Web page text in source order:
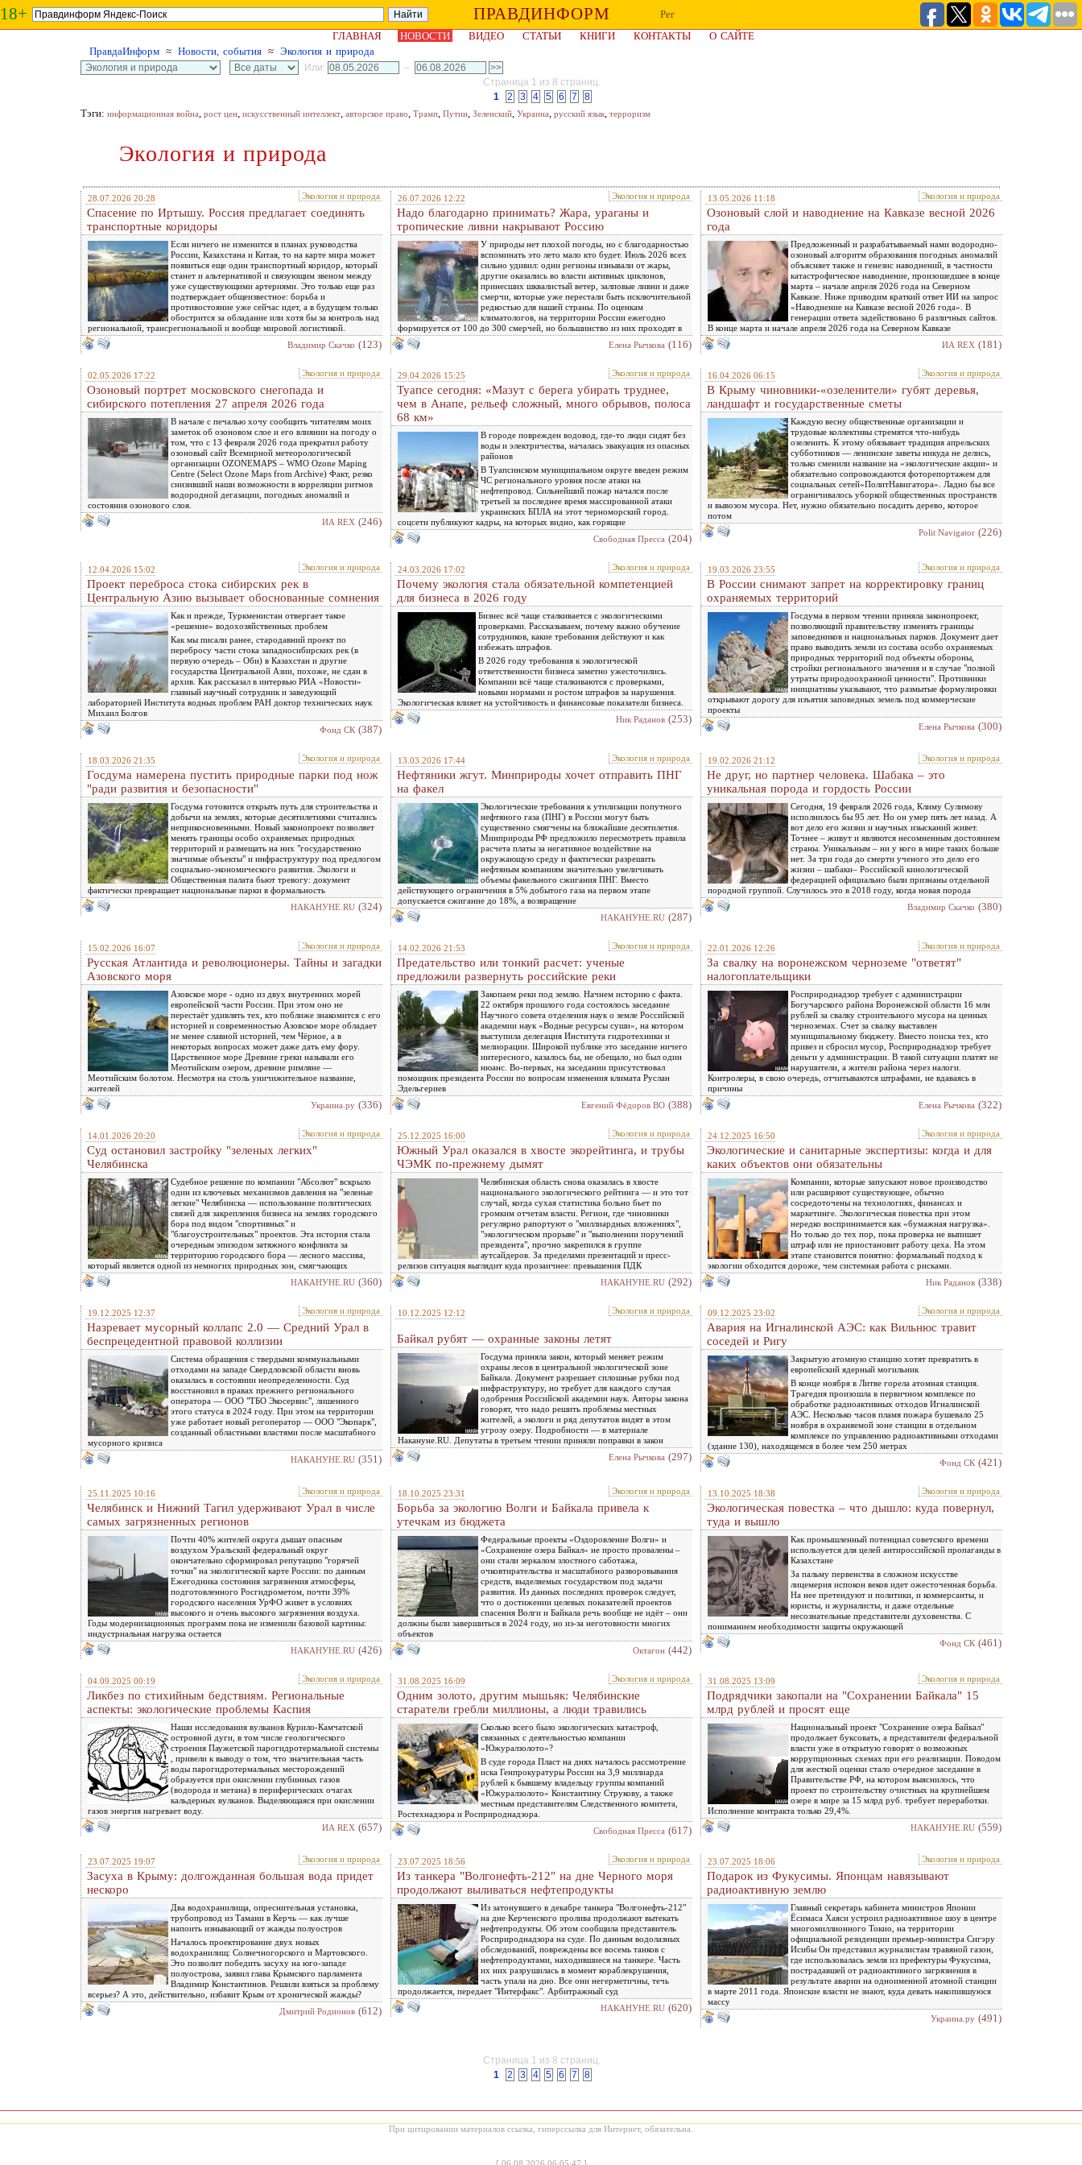
18+ ПРАВДИНФОРМ
Рег
ГЛАВНАЯ
НОВОСТИ ВИДЕО СТАТЬИ КНИГИ КОНТАКТЫ
О САЙТЕ
ПравдаИнформ ≈ Новости, события ≈ Экология и природа
Или:
–
Страница 1 из 8 страниц.
1
2 3 4 5 6 7 8
Тэги: информационная война, рост цен, искусственный интеллект, авторское право, Трамп, Путин, Зеленский, Украина, русский язык, терроризм
Экология и природа
28.07.2026 20:28 Экология и природа
Спасение по Иртышу. Россия предлагает соединять
транспортные коридоры
Если ничего не изменится в планах руководства
России, Казахстана и Китая, то на карте мира может
появиться еще один транспортный коридор, который
станет и альтернативой и связующим звеном между
уже существующими артериями. Это только еще раз
подтверждает общеизвестное: борьба и
противостояние уже сейчас идет, а в будущем только
обострится за обладание или хотя бы за контроль над
региональной, трансрегиональной и вообще мировой логистикой.
Владимир Скачко (123)
26.07.2026 12:22 Экология и природа
Надо благодарно принимать? Жара, ураганы и
тропические ливни накрывают Россию
У природы нет плохой погоды, но с благодарностью
вспоминать это лето мало кто будет. Июль 2026 всех
сильно удивил: одни регионы изнывали от жары,
другие оказались во власти активных циклонов,
принесших шквалистый ветер, залповые ливни и даже
смерчи, которые уже перестали быть исключительной
редкостью для нашей страны. По оценкам
климатологов, на территории России ежегодно
формируется от 100 до 300 смерчей, но большинство из них проходят в
Елена Рычкова (116)
13.05.2026 11:18 Экология и природа
Озоновый слой и наводнение на Кавказе весной 2026
года
Предложенный и разрабатываемый нами водородно-
озоновый алгоритм образования погодных аномалий
объясняет также и генезис наводнений, в частности
катастрофическое наводнение, произошедшее в конце
марта – начале апреля 2026 года на Северном
Кавказе. Ниже приводим краткий ответ ИИ на запрос
«Наводнение на Кавказе весной 2026 года». В
генерации ответа задействовано 6 различных сайтов.
В конце марта и начале апреля 2026 года на Северном Кавказе
ИА REX (181)
02.05.2026 17:22 Экология и природа
Озоновый портрет московского снегопада и
сибирского потепления 27 апреля 2026 года
В начале с печалью хочу сообщить читателям моих
заметок об озоновом слое и его влиянии на погоду о
том, что с 13 февраля 2026 года прекратил работу
озоновый сайт Всемирной метеорологической
организации OZONEMAPS – WMO Ozone Maping
Centre (Select Ozone Maps from Archive) Факт, резко
снизивший наши возможности в корреляции ритмов
водородной дегазации, погодных аномалий и
состояния озонового слоя.
ИА REX (246)
29.04.2026 15:25 Экология и природа
Туапсе сегодня: «Мазут с берега убирать труднее,
чем в Анапе, рельеф сложный, много обрывов, полоса
68 км»
В городе поврежден водовод, где-то люди сидят без
воды и электричества, началась эвакуация из опасных
районов
В Туапсинском муниципальном округе введен режим
ЧС регионального уровня после атаки на
нефтепровод. Сильнейший пожар начался после
третьей за последнее время массированной атаки
украинских БПЛА на этот черноморский город.
соцсети публикуют кадры, на которых видно, как горящие
Свободная Пресса (204)
16.04.2026 06:15 Экология и природа
В Крыму чиновники-«озеленители» губят деревья,
ландшафт и государственные сметы
Каждую весну общественные организации и
трудовые коллективы стремятся что-нибудь
озеленить. К этому обязывает традиция апрельских
субботников — ленинские заветы никуда не делись,
только сменили название на «экологические акции» и
обязательно сопровождаются фоторепортажем для
социальных сетей«ПолитНавигатора». Ладно бы все
ограничивалось уборкой общественных пространств
и вывозом мусора. Нет, нужно обязательно посадить дерево, которое
потом
Polit Navigator (226)
12.04.2026 15:02 Экология и природа
Проект переброса стока сибирских рек в
Центральную Азию вызывает обоснованные сомнения
Как и прежде, Туркменистан отвергает такое
«решение» водохозяйственных проблем
Как мы писали ранее, стародавний проект по
перебросу части стока западносибирских рек (в
первую очередь – Оби) в Казахстан и другие
государства Центральной Азии, похоже, не сдан в
архив. Как рассказал в интервью РИА «Новости»
главный научный сотрудник и заведующий
лабораторией Института водных проблем РАН доктор технических наук
Михаил Болгов
Фонд СК (387)
24.03.2026 17:02 Экология и природа
Почему экология стала обязательной компетенцией
для бизнеса в 2026 году
Бизнес всё чаще сталкивается с экологическими
проверками. Рассказываем, почему важно обучение
сотрудников, какие требования действуют и как
избежать штрафов.
В 2026 году требования к экологической
ответственности бизнеса заметно ужесточились.
Компании всё чаще сталкиваются с проверками,
новыми нормами и ростом штрафов за нарушения.
Экологическая влияет на устойчивость и финансовые показатели бизнеса.
Ник Раданов (253)
19.03.2026 23:55 Экология и природа
В России снимают запрет на корректировку границ
охраняемых территорий
Госдума в первом чтении приняла законопроект,
позволяющий правительству изменять границы
заповедников и национальных парков. Документ дает
право выводить земли из состава особо охраняемых
природных территорий под объекты обороны,
стройки регионального значения и в случае "полной
утраты природоохранной ценности". Противники
инициативы указывают, что размытые формулировки
открывают дорогу для изъятия заповедных земель под коммерческие
проекты
Елена Рычкова (300)
18.03.2026 21:35 Экология и природа
Госдума намерена пустить природные парки под нож
"ради развития и безопасности"
Госдума готовится открыть путь для строительства и
добычи на землях, которые десятилетиями считались
неприкосновенными. Новый законопроект позволяет
менять границы особо охраняемых природных
территорий и размещать на них "государственно
значимые объекты" и инфраструктуру под предлогом
социально-экономического развития. Экологи и
Общественная палата бьют тревогу: документ
фактически превращает национальные парки в формальность
НАКАНУНЕ.RU (324)
13.03.2026 17:44 Экология и природа
Нефтяники жгут. Минприроды хочет отправить ПНГ
на факел
Экологические требования к утилизации попутного
нефтяного газа (ПНГ) в России могут быть
существенно смягчены на ближайшие десятилетия.
Минприроды РФ предложило пересмотреть правила
расчета платы за негативное воздействие на
окружающую среду и фактически разрешить
нефтяным компаниям значительно увеличивать
объемы факельного сжигания ПНГ. Вместо
действующего ограничения в 5% добытого газа на первом этапе
допускается сжигание до 18%, а возвращение
НАКАНУНЕ.RU (287)
19.02.2026 21:12 Экология и природа
Не друг, но партнер человека. Шабака – это
уникальная порода и гордость России
Сегодня, 19 февраля 2026 года, Климу Сулимову
исполнилось бы 95 лет. Но он умер пять лет назад. А
вот дело его жизни и научных изысканий живет.
Точнее – живут и являются несомненным достоянием
страны. Уникальным – ни у кого в мире таких больше
нет. За три года до смерти ученого это дело его
жизни – шабаки– Российской кинологической
федерацией официально были признаны отдельной
породной группой. Случилось это в 2018 году, когда новая порода
Владимир Скачко (380)
15.02.2026 16:07 Экология и природа
Русская Атлантида и революционеры. Тайны и загадки
Азовского моря
Азовское море - одно из двух внутренних морей
европейской части России. При этом оно не
перестаёт удивлять тех, кто поближе знакомится с его
историей и современностью Азовское море обладает
не менее славной историей, чем Чёрное, а в
некоторых вопросах может даже дать ему фору.
Царственное море Древние греки называли его
Меотийским озером, древние римляне —
Меотийским болотом. Несмотря на столь уничижительное название,
жителей
Украина.ру (336)
14.02.2026 21:53 Экология и природа
Предательство или тонкий расчет: ученые
предложили развернуть российские реки
Закопаем реки под землю. Начнем историю с факта.
22 октября прошлого года состоялось заседание
Научного совета отделения наук о земле Российской
академии наук «Водные ресурсы суши», на котором
выступила делегация Института гидротехники и
мелиорации. Широкой публике это заседание ничего
интересного, казалось бы, не обещало, но был один
нюанс. Во-первых, на заседании присутствовал
помощник президента России по вопросам изменения климата Руслан
Эдельгериев
Евгений Фёдоров ВО (388)
22.01.2026 12:26 Экология и природа
За свалку на воронежском черноземе "ответят"
налогоплательщики
Росприроднадзор требует с администрации
Богучарского района Воронежской области 16 млн
рублей за свалку строительного мусора на ценных
черноземах. Счет за свалку выставлен
муниципальному бюджету. Вместо поиска тех, кто
привез и сбросил мусор, Росприроднадзор требует
деньги у администрации. В такой ситуации платят не
нарушители, а жители района через налоги.
Контролеры, в свою очередь, отчитываются штрафами, не вдаваясь в
причины
Елена Рычкова (322)
14.01.2026 20:20 Экология и природа
Суд остановил застройку "зеленых легких"
Челябинска
Судебное решение по компании "Абсолют" вскрыло
один из ключевых механизмов давления на "зеленые
легкие" Челябинска — использование политических
связей для закрепления бизнеса на землях городского
бора под видом "спортивных" и
"благоустроительных" проектов. Эта история стала
очередным эпизодом затяжного конфликта за
территорию городского бора — лесного массива,
который является одной из немногих природных зон, смягчающих
НАКАНУНЕ.RU (360)
25.12.2025 16:00 Экология и природа
Южный Урал оказался в хвосте экорейтинга, и трубы
ЧЭМК по-прежнему дымят
Челябинская область снова оказалась в хвосте
национального экологического рейтинга — и это тот
случай, когда сухая статистика больно бьет по
громким отчетам власти. Регион, где чиновники
регулярно рапортуют о "миллиардных вложениях",
"экологическом прорыве" и "выполнении поручений
президента", прочно закрепился в группе
аутсайдеров. За пределами презентаций и пресс-
релизов ситуация выглядит куда прозаичнее: превышения ПДК
НАКАНУНЕ.RU (292)
24.12.2025 16:50 Экология и природа
Экологические и санитарные экспертизы: когда и для
каких объектов они обязательны
Компании, которые запускают новое производство
или расширяют существующее, обычно
сосредоточены на технологиях, финансах и
маркетинге. Экологическая повестка при этом
нередко воспринимается как «бумажная нагрузка».
Но только до тех пор, пока проверка не выпишет
штраф или не приостановит работу цеха. На этом
этапе становится понятно: формальный подход к
экологии обходится дороже, чем системная работа с рисками.
Ник Раданов (338)
19.12.2025 12:37 Экология и природа
Назревает мусорный коллапс 2.0 — Средний Урал в
беспрецедентной правовой коллизии
Система обращения с твердыми коммунальными
отходами на западе Свердловской области вновь
оказалась в состоянии неопределенности. Суд
восстановил в правах прежнего регионального
оператора — ООО "ТБО Экосервис", лишенного
этого статуса в 2024 году. При этом на территории
уже работает новый регоператор — ООО "Экопарк",
созданный областными властями после масштабного
мусорного кризиса
НАКАНУНЕ.RU (351)
10.12.2025 12:12 Экология и природа
Байкал рубят — охранные законы летят
Госдума приняла закон, который меняет режим
охраны лесов в центральной экологической зоне
Байкала. Документ разрешает сплошные рубки под
инфраструктуру, но требует для каждого случая
одобрения Российской академии наук. Авторы закона
говорят, что надо решить проблемы местных
жителей, а экологи и ряд депутатов видят в этом
угрозу озеру. Подробности — в материале
Накануне.RU. Депутаты в третьем чтении приняли поправки в закон
Елена Рычкова (297)
09.12.2025 23:02 Экология и природа
Авария на Игналинской АЭС: как Вильнюс травит
соседей и Ригу
Закрытую атомную станцию хотят превратить в
европейский ядерный могильник
В конце ноября в Литве горела атомная станция.
Трагедия произошла в первичном комплексе по
обработке радиоактивных отходов Игналинской
АЭС. Несколько часов пламя пожара бушевало 25
ноября в охраняемой зоне станции в отдельном
комплексе по управлению радиоактивными отходами
(здание 130), находящемся в более чем 250 метрах
Фонд СК (421)
25.11.2025 10:16 Экология и природа
Челябинск и Нижний Тагил удерживают Урал в числе
самых загрязненных регионов
Почти 40% жителей округа дышат опасным
воздухом Уральский федеральный округ
окончательно сформировал репутацию "горячей
точки" на экологической карте России: по данным
Ежегодника состояния загрязнения атмосферы,
подготовленного Росгидрометом, почти 39%
городского населения УрФО живет в условиях
высокого и очень высокого загрязнения воздуха.
Годы модернизационных программ пока не изменили базовой картины:
индустриальная нагрузка остается
НАКАНУНЕ.RU (426)
18.10.2025 23:31 Экология и природа
Борьба за экологию Волги и Байкала привела к
утечкам из бюджета
Федеральные проекты «Оздоровление Волги» и
«Сохранение озера Байкал» не просто провалены –
они стали зеркалом злостного саботажа,
очковтирательства и масштабного разворовывания
средств, выделяемых государством под задачи
развития. Из данных последних проверок следует,
что о достижении целевых показателей проектов
спасения Волги и Байкала речь вообще не идёт – они
должны были завершиться в 2024 году, но из-за неготовности многих
объектов
Октагон (442)
13.10.2025 18:38 Экология и природа
Экологическая повестка – что дышло: куда повернул,
туда и вышло
Как промышленный потенциал советского времени
используется для целей антироссийской пропаганды в
Казахстане
За пальму первенства в сложном искусстве
лицемерия испокон веков идет ожесточенная борьба.
На нее претендуют и политики, и коммерсанты, и
юристы, и журналисты, и даже отдельные
несознательные представители духовенства. С
пониманием необходимости защиты окружающей
Фонд СК (461)
04.09.2025 00:19 Экология и природа
Ликбез по стихийным бедствиям. Региональные
аспекты: экологические проблемы Каспия
Наши исследования вулканов Курило-Камчатской
островной дуги, в том числе геологического
строения Паужетской парогидротермальной системы
, привели к выводу о том, что значительная часть
воды парогидротермальных месторождений
образуется при окислении глубинных газов
(водорода и метана) в периферических очагах
кальдерных вулканов. Выделяющаяся при окислении
газов энергия нагревает воду.
ИА REX (657)
31.08.2025 16:09 Экология и природа
Одним золото, другим мышьяк: Челябинские
старатели гребли миллионы, а люди травились
Сколько всего было экологических катастроф,
связанных с деятельностью компании
«Южуралзолото»?
В суде города Пласт на днях началось рассмотрение
иска Генпрокуратуры России на 3,9 миллиарда
рублей к бывшему владельцу группы компаний
«Южуралзолото» Константину Струкову, а также
местным представителям Следственного комитета,
Ростехнадзора и Росприроднадзора.
Свободная Пресса (617)
31.08.2025 13:09 Экология и природа
Подрядчики закопали на "Сохранении Байкала" 15
млрд рублей и просят еще
Национальный проект "Сохранение озера Байкал"
продолжает буксовать, а представители федеральной
власти уже в открытую говорят о возможных
коррупционных схемах при его реализации. Поводом
для жесткой оценки стало очередное заседание в
Правительстве РФ, на котором выяснилось, что
проект по строительству очистных на крупнейшем
озере в мире за 15 млрд руб. требует переработки.
Исполнение контракта только 29,4%.
НАКАНУНЕ.RU (559)
23.07.2025 19:07 Экология и природа
Засуха в Крыму: долгожданная большая вода придет
нескоро
Два водохранилища, опреснительная установка,
трубопровод из Тамани в Керчь — как лучше
напоить изнывающий от жажды полуостров
Началось проектирование двух новых
водохранилищ: Солнечногорского и Мартовского.
Это позволит победить засуху на юго-западе
полуострова, заявил глава Крымского парламента
Владимир Константинов. Решили взяться за проблему
всерьез? А это, действительно, избавит Крым от хронической жажды?
Дмитрий Родионов (612)
23.07.2025 18:56 Экология и природа
Из танкера "Волгонефть-212" на дне Черного моря
продолжают выливаться нефтепродукты
Из затонувшего в декабре танкера "Волгонефть-212"
на дне Керченского пролива продолжают вытекать
нефтепродукты. Об этом сообщила представитель
Росприроднадзора на суде. По данным водолазных
обследований, повреждены все восемь танков с
нефтепродуктами, находившиеся на танкере. Часть
их них разрушилась в момент кораблекрушения,
часть упала на дно. Все они негерметичны, течь
продолжается, передает "Интерфакс". Арбитражный суд
НАКАНУНЕ.RU (620)
23.07.2025 18:06 Экология и природа
Подарок из Фукусимы. Японцам навязывают
радиоактивную землю
Главный секретарь кабинета министров Японии
Ёсимаса Хаяси устроил радиоактивное шоу в центре
многомиллионного Токио, на территории
официальной резиденции премьер-министра Сигэру
Исибы Он представил журналистам травяной газон,
где использовалась земля из префектуры Фукусима,
пострадавшей от радиоактивного загрязнения в
результате аварии на одноименной атомной станции
в марте 2011 года. Японские власти не знают, куда девать накопившуюся
массу
Украина.ру (491)
Страница 1 из 8 страниц.
1
2 3 4 5 6 7 8
При цитировании материалов ссылка, гиперссылка для Интернет, обязательна.